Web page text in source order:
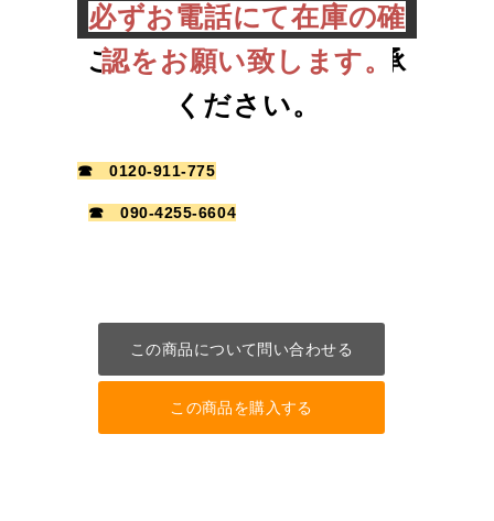
ので早期終了する場合が
ございます。予めご了承
ください。
必ずお電話にて在庫の確
認をお願い致します。
☎ 0120-911-775
☎ 090-4255-6604
この商品について問い合わせる
この商品を購入する